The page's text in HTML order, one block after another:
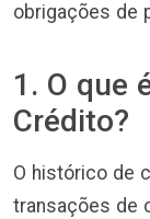
obrigações de
1. O que
Crédito?
O histórico de
transações de